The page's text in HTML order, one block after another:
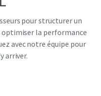
pour structurer un
la performance
avec notre équipe pour
arriver.